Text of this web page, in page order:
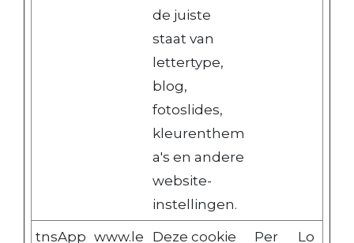
de juiste
staat van
lettertype,
blog,
fotoslides,
kleurenthem
a's en andere
website-
instellingen.
tnsApp www.le
Deze cookie
Per
Lo